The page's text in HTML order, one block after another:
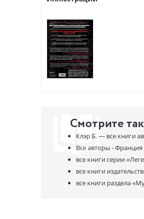
Смотрите
Клэр Б. — все книги
Все авторы - Франция
все книги серии
все книги
все книги раздела